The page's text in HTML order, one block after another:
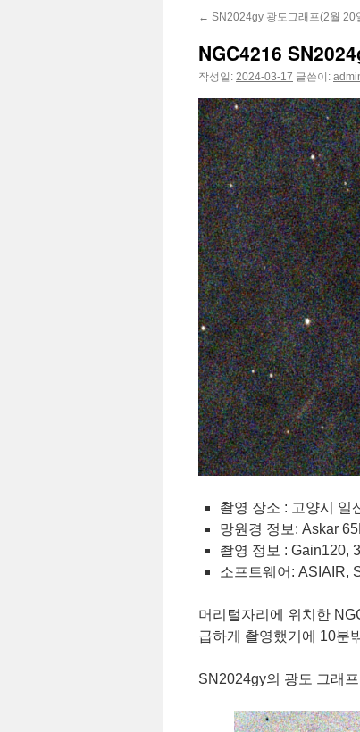
← SN2024gy 광도그래프(2월 20
NGC4216
작성일: 2024-03-17 글쓴이:
촬영 장소 : 고양시 일
망원경 정보: Askar
촬영 정보 : Gain120,
소프트웨어: ASIAIR,
머리털자리에 위치한
급하게 촬영했기에 10분
SN2024gy의 광도 그래